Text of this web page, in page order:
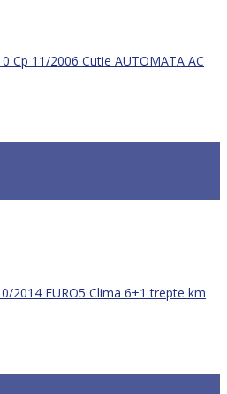
Cp 11/2006 Cutie AUTOMATA AC
2014 EURO5 Clima 6+1 trepte km